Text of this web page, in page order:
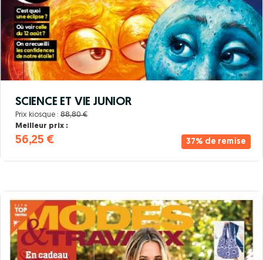
37% de remise
SCIENCE ET VIE JUNIOR
Prix kiosque : 88,80 €
Meilleur prix :
56,25 €